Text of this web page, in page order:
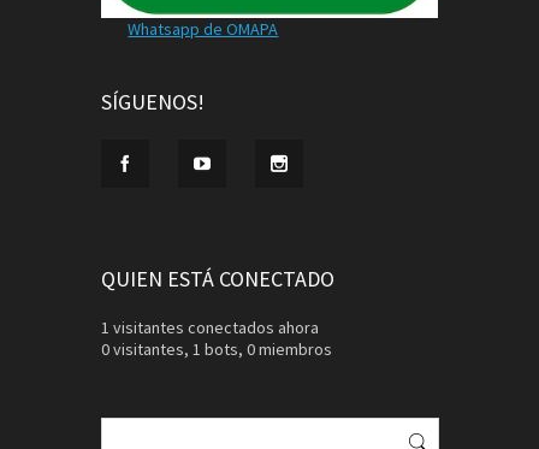
Whatsapp de OMAPA
SÍGUENOS!
QUIEN ESTÁ CONECTADO
1 visitantes conectados ahora
0 visitantes, 1 bots, 0 miembros
Buscar: